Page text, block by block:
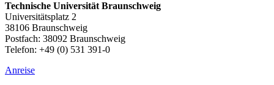
Technische Universität Braunschweig
Universitätsplatz 2
38106 Braunschweig
Postfach: 38092 Braunschweig
Telefon: +49 (0) 531 391-0
Anreise